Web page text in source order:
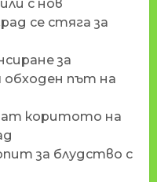
с нов
се стяга за
за
път на
коритото на
за блудство с